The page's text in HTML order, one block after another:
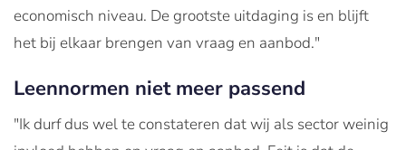
economisch niveau. De grootste uitdaging is en blijft
het bij elkaar brengen van vraag en aanbod."
Leennormen niet meer passend
"Ik durf dus wel te constateren dat wij als sector weinig